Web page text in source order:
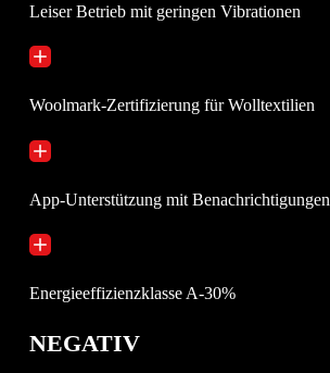
Leiser Betrieb mit geringen Vibrationen
Woolmark-Zertifizierung für Wolltextilien
App-Unterstützung mit Benachrichtigungen
Energieeffizienzklasse A-30%
NEGATIV